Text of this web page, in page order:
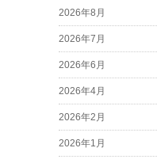
2026年8月
2026年7月
2026年6月
2026年4月
2026年2月
2026年1月